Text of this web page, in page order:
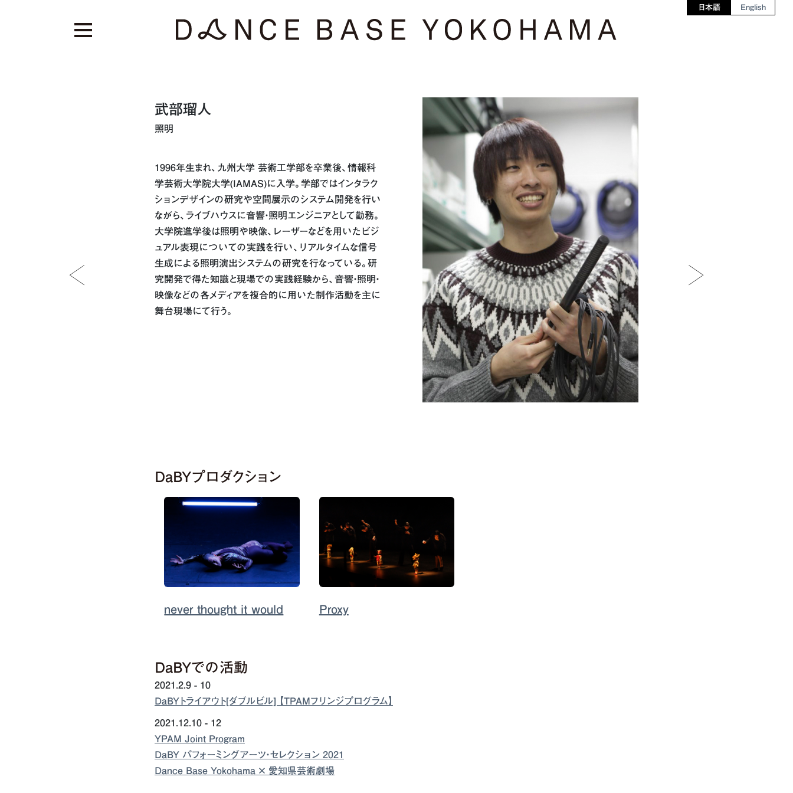
日本語 English
武部瑠人
照明
1996年生まれ、九州大学 芸術工学部を卒業後、情報科
学芸術大学院大学(IAMAS)に入学。学部ではインタラク
ションデザインの研究や空間展示のシステム開発を行い
ながら、ライブハウスに音響・照明エンジニアとして勤務。
大学院進学後は照明や映像、レーザーなどを用いたビジ
ュアル表現についての実践を行い、リアルタイムな信号
生成による照明演出システムの研究を行なっている。研
究開発で得た知識と現場での実践経験から、音響・照明・
映像などの各メディアを複合的に用いた制作活動を主に
舞台現場にて行う。
DaBYプロダクション
never thought it would Proxy
DaBYでの活動
2021.2.9 - 10
DaBYトライアウト[ダブルビル] 【TPAMフリンジプログラム】
2021.12.10 - 12
YPAM Joint Program
DaBY パフォーミングアーツ・セレクション 2021
Dance Base Yokohama × 愛知県芸術劇場